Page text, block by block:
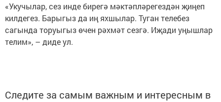
«Укучылар, сез инде бирегә мәктәпләрегездән җиңеп
килдегез. Барыгыз да иң яхшылар. Туган телебез
сагында торуыгыз өчен рәхмәт сезгә. Иҗади уңышлар
телим», – диде ул.
Следите за самым важным и интересным в